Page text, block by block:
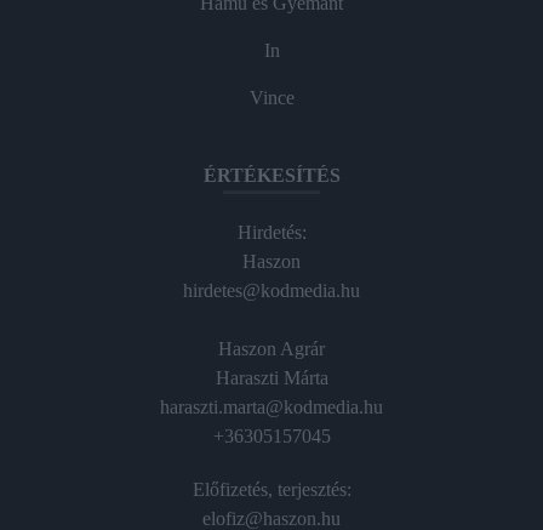
In
Vince
ÉRTÉKESÍTÉS
Hirdetés:
Haszon
hirdetes@kodmedia.hu
Haszon Agrár
Haraszti Márta
haraszti.marta@kodmedia.hu
+36305157045
Előfizetés, terjesztés:
elofiz@haszon.hu